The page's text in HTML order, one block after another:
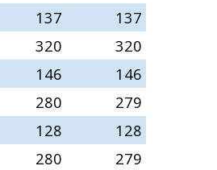
137
137
320
320
146
146
280
279
128
128
280 279